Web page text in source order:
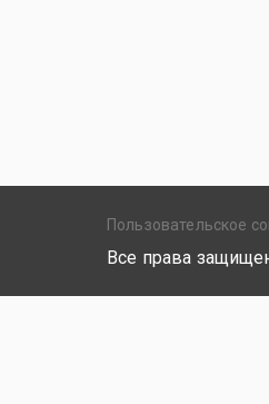
Пользовательское
Все права